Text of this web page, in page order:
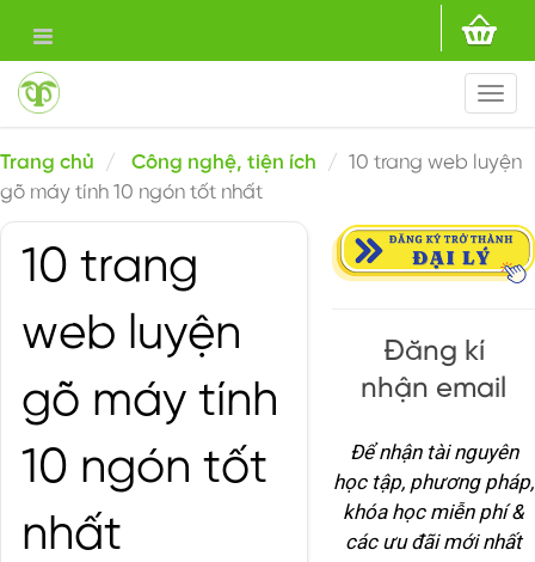
Trang chủ Công nghệ, tiện ích
10 trang web luyện
gõ máy tính 10 ngón tốt nhất
10 trang
web luyện
gõ máy tính
10 ngón tốt
nhất
Đăng kí
nhận email
Để nhận tài nguyên
học tập, phương pháp,
khóa học miễn phí &
các ưu đãi mới nhất